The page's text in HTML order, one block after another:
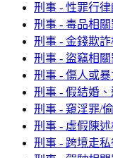
刑事 - 性罪行律
刑事 - 毒品相
刑事 - 金錢欺詐
刑事 - 盜竊相
刑事 - 傷人或
刑事 - 假結婚
刑事 - 窺淫罪/
刑事 - 虛假陳
刑事 - 跨境走私